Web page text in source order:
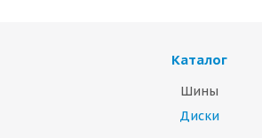
Каталог
Шины
Диски